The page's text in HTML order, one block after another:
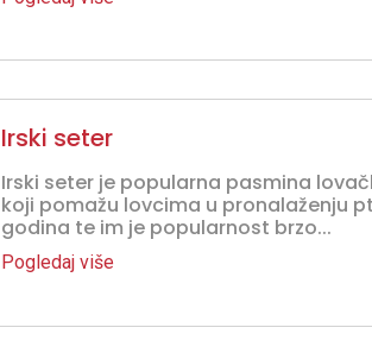
Irski seter
Irski seter je popularna pasmina
koji pomažu lovcima u pronalaženju
godina te im je popularnost brzo...
Pogledaj više